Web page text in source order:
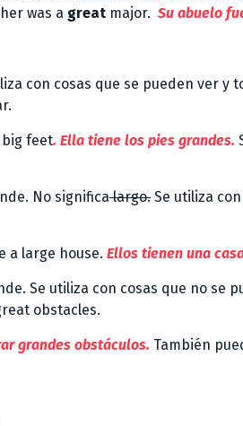
was a great major. Su abuelo
con cosas que se pueden ver y
big feet. Ella tiene los pies grandes.
No significalargo. Se utiliza
a large house. Ellos tienen una
Se utiliza con cosas que no se
obstacles.
grandes obstáculos. También